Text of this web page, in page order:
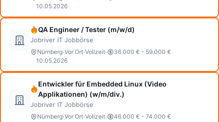
10.05.2026
QA Engineer / Tester (m/w/d)
Jobriver IT Jobbörse
Nürnberg·Vor Ort·Vollzeit·
36.000 € - 59.000 €
10.05.2026
Entwickler für Embedded Linux (Video
Applikationen) (w/m/div.)
Jobriver IT Jobbörse
Nürnberg·Vor Ort·Vollzeit·
46.000 € - 74.000 €